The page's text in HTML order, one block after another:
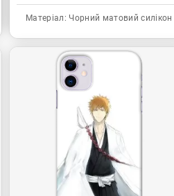
Матеріал: Чорний матовий силікон